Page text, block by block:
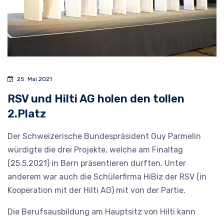
25. Mai 2021
RSV und Hilti AG holen den tollen
2.Platz
Der Schweizerische Bundespräsident Guy Parmelin
würdigte die drei Projekte, welche am Finaltag
(25.5.2021) in Bern präsentieren durften. Unter
anderem war auch die Schülerfirma HiBiz der RSV (in
Kooperation mit der Hilti AG) mit von der Partie.
Die Berufsausbildung am Hauptsitz von Hilti kann